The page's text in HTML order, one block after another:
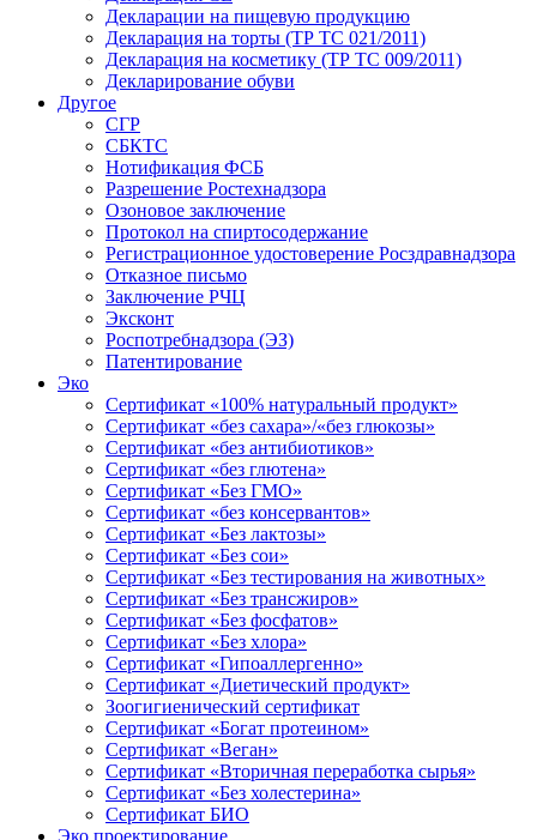
Декларации на пищевую продукцию
Декларация на торты (ТР ТС 021/2011)
Декларация на косметику (ТР ТС 009/2011)
Декларирование обуви
Другое
СГР
СБКТС
Нотификация ФСБ
Разрешение Ростехнадзора
Озоновое заключение
Протокол на спиртосодержание
Регистрационное удостоверение Росздравнадзора
Отказное письмо
Заключение РЧЦ
Эксконт
Роспотребнадзора (ЭЗ)
Патентирование
Эко
Сертификат «100% натуральный продукт»
Сертификат «без сахара»/«без глюкозы»
Сертификат «без антибиотиков»
Сертификат «без глютена»
Сертификат «Без ГМО»
Сертификат «без консервантов»
Сертификат «Без лактозы»
Сертификат «Без сои»
Сертификат «Без тестирования на животных»
Сертификат «Без трансжиров»
Сертификат «Без фосфатов»
Сертификат «Без хлора»
Сертификат «Гипоаллергенно»
Сертификат «Диетический продукт»
Зоогигиенический сертификат
Сертификат «Богат протеином»
Сертификат «Веган»
Сертификат «Вторичная переработка сырья»
Сертификат «Без холестерина»
Сертификат БИО
Эко проектирование